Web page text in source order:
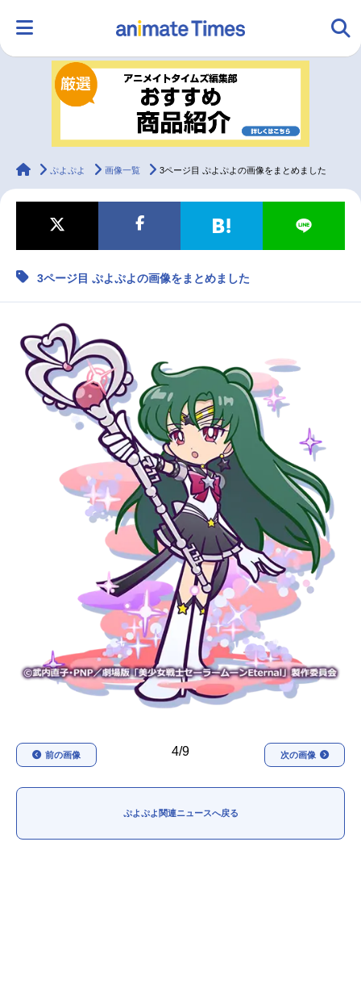
ランキング アニメ
ラジオ みんなの声
マンガ・ラノベ ゲーム・アプリ 音楽 コスプレ
配信・Vtuber トレンド
アニメ記事一覧
アニメ映画一覧 実写化映画一覧
今期アニメ曜日別一覧
夏アニメ
秋アニメ 冬アニメ
男性声優/女性声優一覧
FOLLOW US
animateTimes
ぷよぷよ 画像一覧 3ページ目 ぷよぷよの画像をまとめました
3ページ目 ぷよぷよの画像をまとめました
4/9
前の画像 次の画像
ぷよぷよ関連ニュースへ戻る